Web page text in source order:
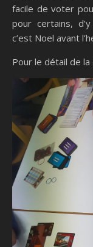
facile de voter
pour certains,
c’est Noel avant
Pour le détail de